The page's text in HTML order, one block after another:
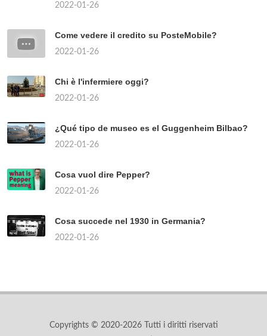
2022-01-26
Come vedere il credito su PosteMobile?
2022-01-26
Chi è l'infermiere oggi?
2022-01-26
¿Qué tipo de museo es el Guggenheim Bilbao?
2022-01-26
Cosa vuol dire Pepper?
2022-01-26
Cosa succede nel 1930 in Germania?
2022-01-26
Copyrights © 2020-2026 Tutti i diritti riservati